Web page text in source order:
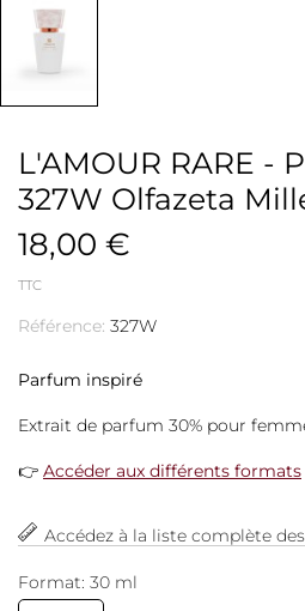
L'AMOUR RARE -
327W Olfazeta
18,00 €
TTC
Référence: 327W
Parfum inspiré
Extrait de parfum 30% pour
👉 Accéder aux différents formats
Accédez à la liste complète
Format: 30 ml